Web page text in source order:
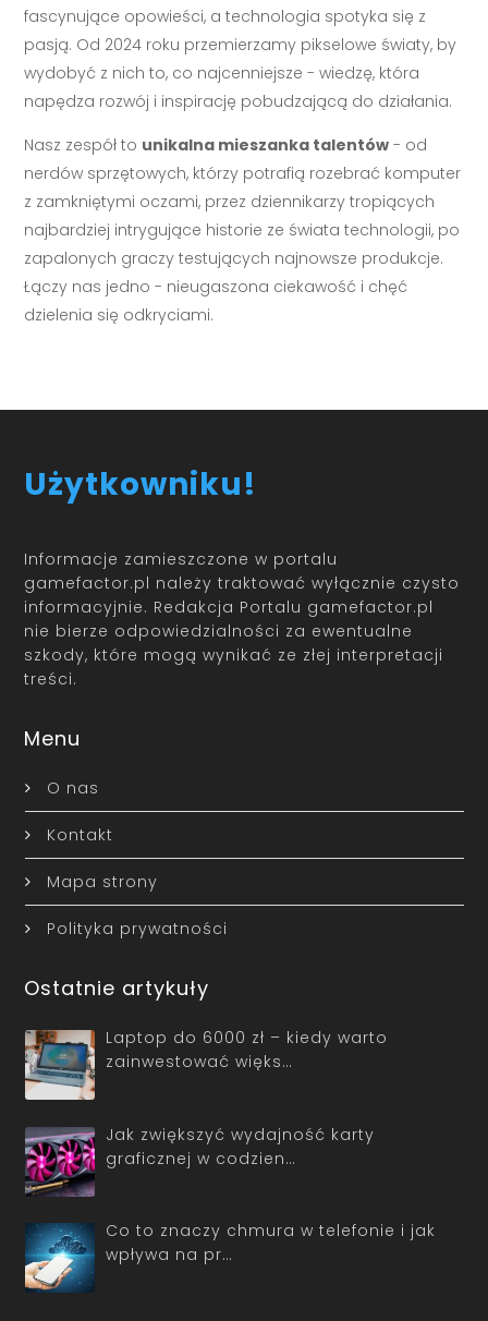
fascynujące opowieści, a technologia spotyka się z
pasją. Od 2024 roku przemierzamy pikselowe światy, by
wydobyć z nich to, co najcenniejsze - wiedzę, która
napędza rozwój i inspirację pobudzającą do działania.
Nasz zespół to unikalna mieszanka talentów - od
nerdów sprzętowych, którzy potrafią rozebrać komputer
z zamkniętymi oczami, przez dziennikarzy tropiących
najbardziej intrygujące historie ze świata technologii, po
zapalonych graczy testujących najnowsze produkcje.
Łączy nas jedno - nieugaszona ciekawość i chęć
dzielenia się odkryciami.
Użytkowniku!
Informacje zamieszczone w portalu
gamefactor.pl należy traktować wyłącznie czysto
informacyjnie. Redakcja Portalu gamefactor.pl
nie bierze odpowiedzialności za ewentualne
szkody, które mogą wynikać ze złej interpretacji
treści.
Menu
O nas
Kontakt
Mapa strony
Polityka prywatności
Ostatnie artykuły
Laptop do 6000 zł – kiedy warto
zainwestować więks…
Jak zwiększyć wydajność karty
graficznej w codzien…
Co to znaczy chmura w telefonie i jak
wpływa na pr…